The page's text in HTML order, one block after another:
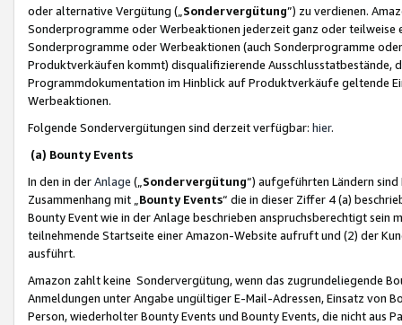
oder alternative Vergütung („ Sondervergütung”) zu verdienen.
Sonderprogramme oder Werbeaktionen jederzeit ganz oder
Sonderprogramme oder Werbeaktionen (auch Sonderprogramme
Produktverkäufen kommt) disqualifizierende Ausschlusstatbestände,
Programmdokumentation im Hinblick auf Produktverkäufe geltende
Werbeaktionen.
Folgende Sondervergütungen sind derzeit verfügbar: hier.
(a) Bounty Events
In den in derAnlage („ Sondervergütung“) aufgeführten Ländern
Zusammenhang mit „ Bounty Events“ die in dieser Ziffer 4 (a)
Bounty Event wie in der Anlage beschrieben anspruchsberechtigt sein
teilnehmende Startseite einer Amazon-Website aufruft und (2) der
ausführt.
Amazon zahlt keine Sondervergütung, wenn das zugrundeliegende
Anmeldungen unter Angabe ungültiger E-Mail-Adressen, Einsatz von
Person, wiederholter Bounty Events und Bounty Events, die nicht